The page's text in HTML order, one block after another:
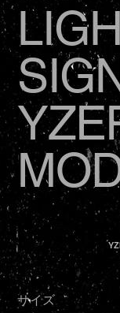
サイズ